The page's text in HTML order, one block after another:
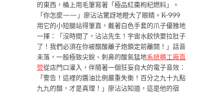
的東西，桶上用毛筆寫著「極品紅棗枸杞燃料」。
「你怎麼——」廖沾沾驚訝地瞪大了眼睛。K-999
用它的小短腿站得筆直，戴著白色手套的爪子優雅地
一揮：「沒時間了，沾沾先生！宇宙水餃快要拉肚子
了！我們必須在你被醋酸離子炮鎖定前離開！」話音
未落，一股極致尖銳、刺鼻的酸氣猛地系統櫃工廠直
營從店門口灌入，伴隨著一個狂妄自大的電子音效：
「警告！這裡的醬油比例嚴重失衡！百分之九十九點
九九的醋，才是真理！」廖沾沾知道，這是他的宿